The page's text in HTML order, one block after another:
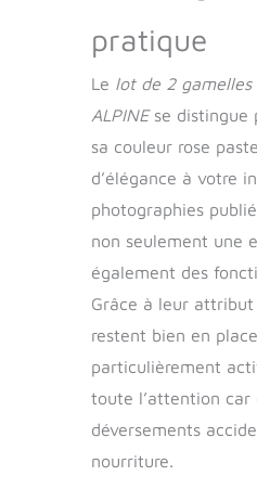
pratique
Le lot de 2
ALPINEse distingue
sa couleur rose
d’élégance à votre
photographies
non seulement une
également des
Grâce à leur
restent bien en
particulièrement
toute l’attention car
déversements
nourriture.